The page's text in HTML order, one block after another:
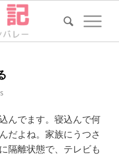
んでます。寝込んで何
だよね。家族にうつさ
隔離状態で、テレビも